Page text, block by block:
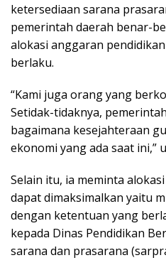
ketersediaan sarana
pemerintah daerah benar-
alokasi anggaran
berlaku.
“Kami juga orang yang
Setidak-tidaknya,
bagaimana kesejahteraan
ekonomi yang ada saat ini,”
Selain itu, ia meminta
dapat dimaksimalkan yaitu
dengan ketentuan yang
kepada Dinas Pendidikan
sarana dan prasarana